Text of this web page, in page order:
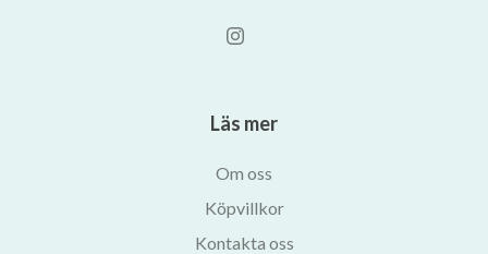
Läs mer
Om oss
Köpvillkor
Kontakta oss